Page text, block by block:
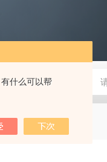
什么可以帮便携离子色谱仪